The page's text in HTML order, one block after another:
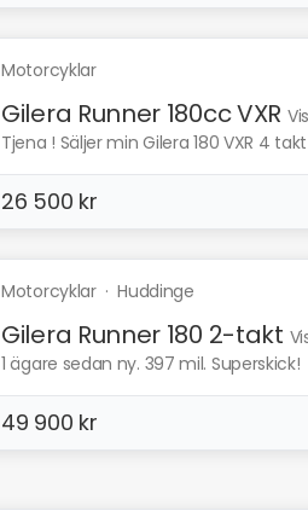
Motorcyklar
Gilera Runner 180cc VXR
Tjena ! Säljer min Gilera 180 VXR 4
26 500 kr
Motorcyklar·Huddinge
Gilera Runner 180 2-takt
1 ägare sedan ny. 397 mil. Superskick!
49 900 kr